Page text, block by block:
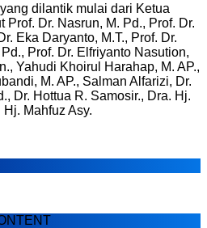
dilantik mulai dari Ketua
Prof. Dr. Nasrun, M. Pd., Prof. Dr.
Eka Daryanto, M.T., Prof. Dr.
Prof. Dr. Elfriyanto Nasution,
Yahudi Khoirul Harahap, M. AP.,
M. AP., Salman Alfarizi, Dr.
Dr. Hottua R. Samosir., Dra. Hj.
Mahfuz Asy.